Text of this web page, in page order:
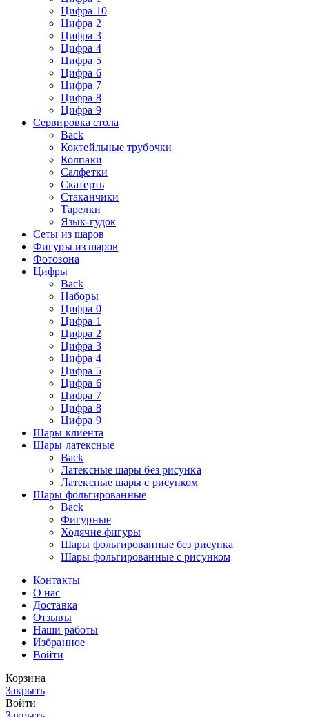
Цифра 10
Цифра 2
Цифра 3
Цифра 4
Цифра 5
Цифра 6
Цифра 7
Цифра 8
Цифра 9
Сервировка стола
Back
Коктейльные трубочки
Колпаки
Салфетки
Скатерть
Стаканчики
Тарелки
Язык-гудок
Сеты из шаров
Фигуры из шаров
Фотозона
Цифры
Back
Наборы
Цифра 0
Цифра 1
Цифра 2
Цифра 3
Цифра 4
Цифра 5
Цифра 6
Цифра 7
Цифра 8
Цифра 9
Шары клиента
Шары латексные
Back
Латексные шары без рисунка
Латексные шары с рисунком
Шары фольгированные
Back
Фигурные
Ходячие фигуры
Шары фольгированные без рисунка
Шары фольгированные с рисунком
Контакты
О нас
Доставка
Отзывы
Наши работы
Избранное
Войти
Корзина
Закрыть
Войти